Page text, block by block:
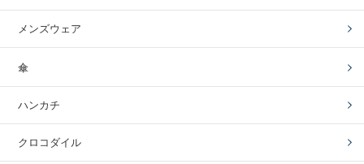
メンズウェア
傘
ハンカチ
クロコダイル